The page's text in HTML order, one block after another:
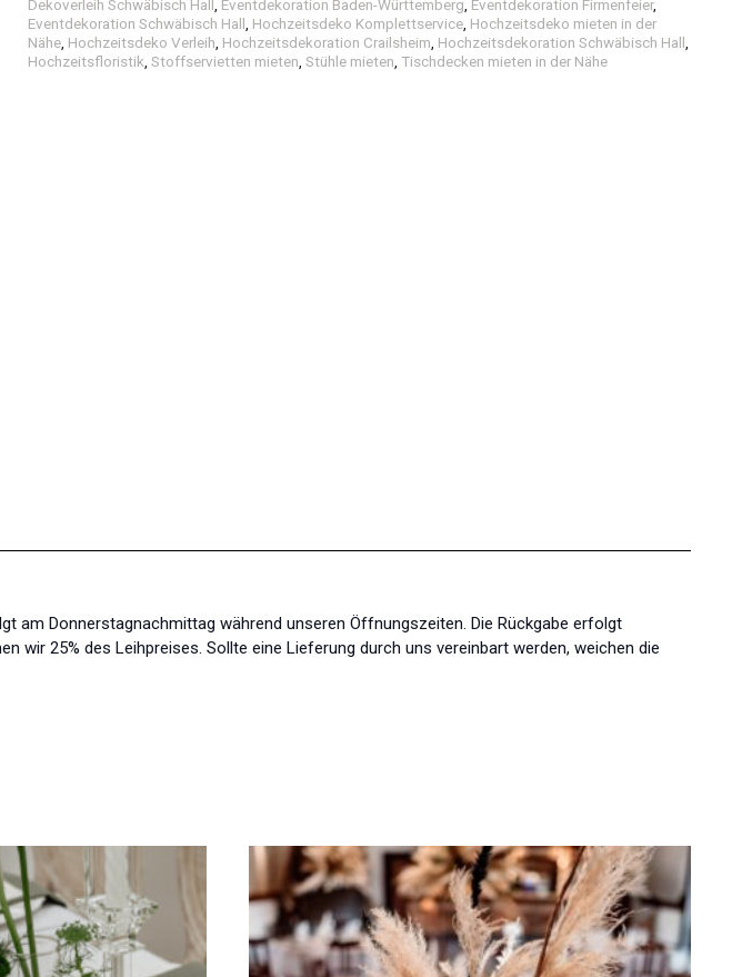
Dekoverleih Schwäbisch Hall Eventdekoration Baden-Württemberg Eventdekoration Firmenfeier,
Eventdekoration Schwäbisch Hall Hochzeitsdeko Komplettservice Hochzeitsdeko mieten in der
Nähe Hochzeitsdeko Verleih Hochzeitsdekoration Crailsheim Hochzeitsdekoration Schwäbisch Hall
Hochzeitsfloristik ,Stoffservietten mieten ,Stühle mieten Tischdecken mieten in der Nähe
am Donnerstagnachmittag während unseren Öffnungszeiten. Die Rückgabe erfolgt
wir 25% des Leihpreises. Sollte eine Lieferung durch uns vereinbart werden, weichen die